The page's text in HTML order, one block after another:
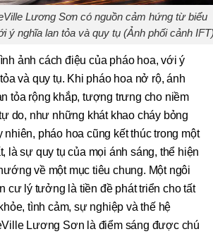
Lương Sơn có nguồn cảm hứng từ biểu
ý nghĩa lan tỏa và quy tụ (Ảnh phối cảnh
ảnh cách điệu của pháo hoa, với ý
và quy tụ. Khi pháo hoa nở rộ, ánh
tỏa rộng khắp, tượng trưng cho niềm
do, như những khát khao cháy bỏng
pháo hoa cũng kết thúc trong một
là sự quy tụ của mọi ánh sáng, thể hiện
về một mục tiêu chung. Một ngôi
cư lý tưởng là tiền đề phát triển cho tất
tình cảm, sự nghiệp và thế hệ
Lương Sơn là điểm sáng được chú